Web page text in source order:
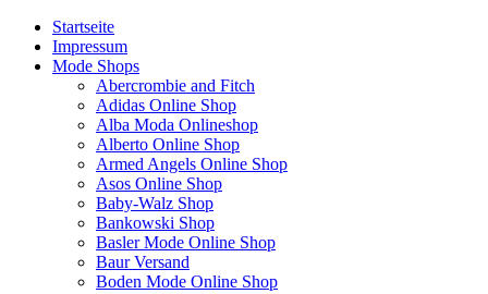
Startseite
Impressum
Mode Shops
Abercrombie and Fitch
Adidas Online Shop
Alba Moda Onlineshop
Alberto Online Shop
Armed Angels Online Shop
Asos Online Shop
Baby-Walz Shop
Bankowski Shop
Basler Mode Online Shop
Baur Versand
Boden Mode Online Shop